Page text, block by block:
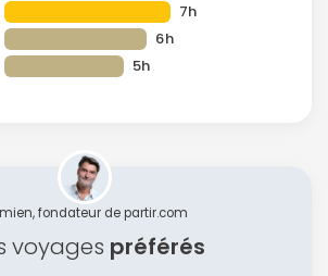
7h
6h
5h
fondateur de partir.com
voyages préférés